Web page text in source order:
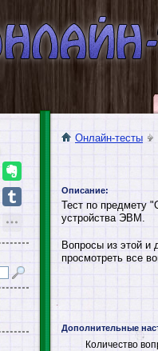
Онлайн-тесты
Описание:
Тест по предмету
устройства ЭВМ.
Вопросы из этой и
просмотреть все
Дополнительные
Количество